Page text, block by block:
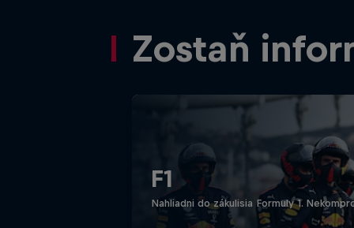
Zostaň
F1
Nahliadni do zákulisia Formuly 1.